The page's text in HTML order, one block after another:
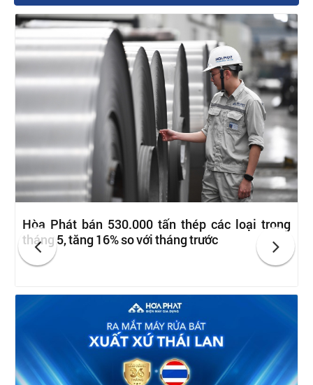
Hòa Phát bán 530.000 tấn thép các loại trong
tháng 5, tăng 16% so với tháng trước